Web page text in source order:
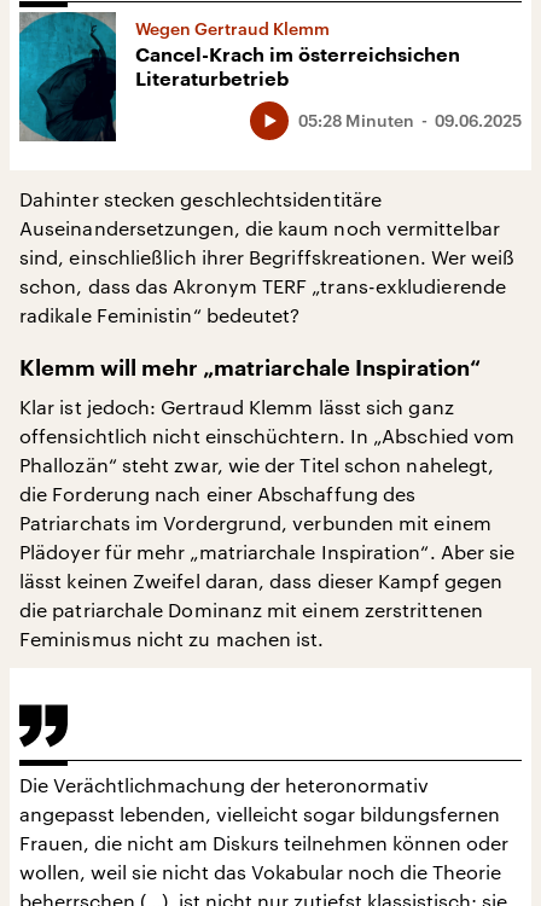
Wegen Gertraud Klemm
Cancel-Krach im österreichsichen
Literaturbetrieb
09.06.2025
05:28 Minuten
Dahinter stecken geschlechtsidentitäre
Auseinandersetzungen, die kaum noch vermittelbar
sind, einschließlich ihrer Begriffskreationen. Wer weiß
schon, dass das Akronym TERF „trans-exkludierende
radikale Feministin“ bedeutet?
Klemm will mehr „matriarchale Inspiration“
Klar ist jedoch: Gertraud Klemm lässt sich ganz
offensichtlich nicht einschüchtern. In „Abschied vom
Phallozän“ steht zwar, wie der Titel schon nahelegt,
die Forderung nach einer Abschaffung des
Patriarchats im Vordergrund, verbunden mit einem
Plädoyer für mehr „matriarchale Inspiration“. Aber sie
lässt keinen Zweifel daran, dass dieser Kampf gegen
die patriarchale Dominanz mit einem zerstrittenen
Feminismus nicht zu machen ist.
Die Verächtlichmachung der heteronormativ
angepasst lebenden, vielleicht sogar bildungsfernen
Frauen, die nicht am Diskurs teilnehmen können oder
wollen, weil sie nicht das Vokabular noch die Theorie
beherrschen (…), ist nicht nur zutiefst klassistisch; sie